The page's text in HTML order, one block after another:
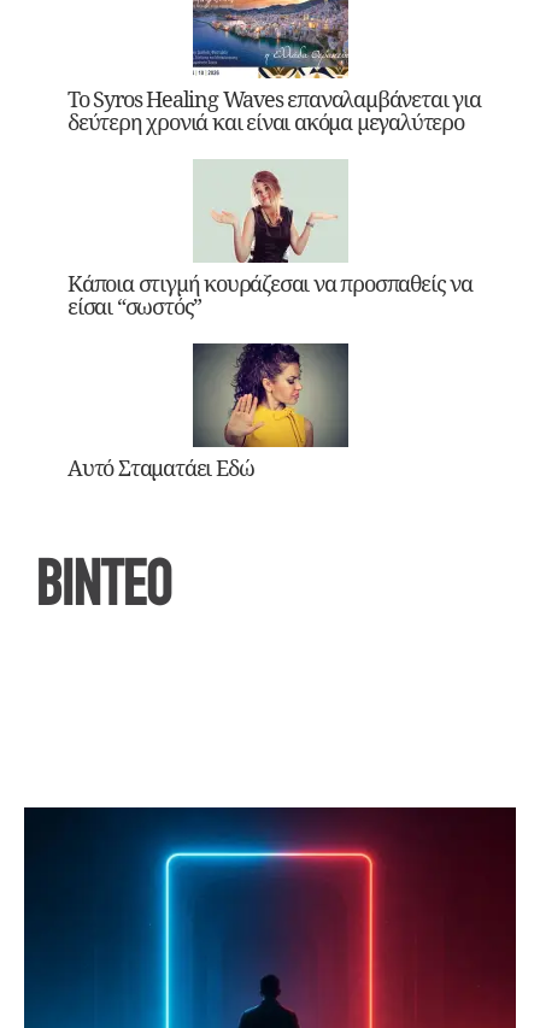
Το Syros Healing Waves επαναλαμβάνεται για
δεύτερη χρονιά και είναι ακόμα μεγαλύτερο
Κάποια στιγμή κουράζεσαι να προσπαθείς να
είσαι “σωστός”
Αυτό Σταματάει Εδώ
ΒΙΝΤΕΟ